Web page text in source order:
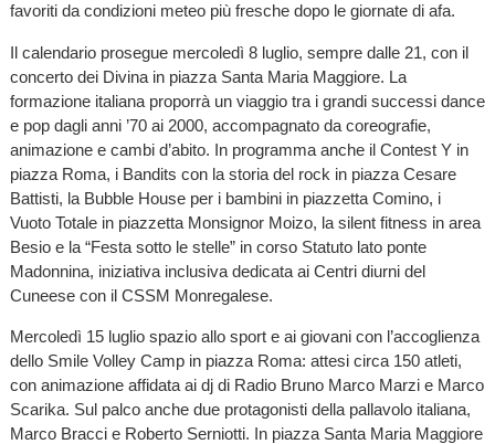
favoriti da condizioni meteo più fresche dopo le giornate di afa.
Il calendario prosegue mercoledì 8 luglio, sempre dalle 21, con il
concerto dei Divina in piazza Santa Maria Maggiore. La
formazione italiana proporrà un viaggio tra i grandi successi dance
e pop dagli anni ’70 ai 2000, accompagnato da coreografie,
animazione e cambi d’abito. In programma anche il Contest Y in
piazza Roma, i Bandits con la storia del rock in piazza Cesare
Battisti, la Bubble House per i bambini in piazzetta Comino, i
Vuoto Totale in piazzetta Monsignor Moizo, la silent fitness in area
Besio e la “Festa sotto le stelle” in corso Statuto lato ponte
Madonnina, iniziativa inclusiva dedicata ai Centri diurni del
Cuneese con il CSSM Monregalese.
Mercoledì 15 luglio spazio allo sport e ai giovani con l’accoglienza
dello Smile Volley Camp in piazza Roma: attesi circa 150 atleti,
con animazione affidata ai dj di Radio Bruno Marco Marzi e Marco
Scarika. Sul palco anche due protagonisti della pallavolo italiana,
Marco Bracci e Roberto Serniotti. In piazza Santa Maria Maggiore